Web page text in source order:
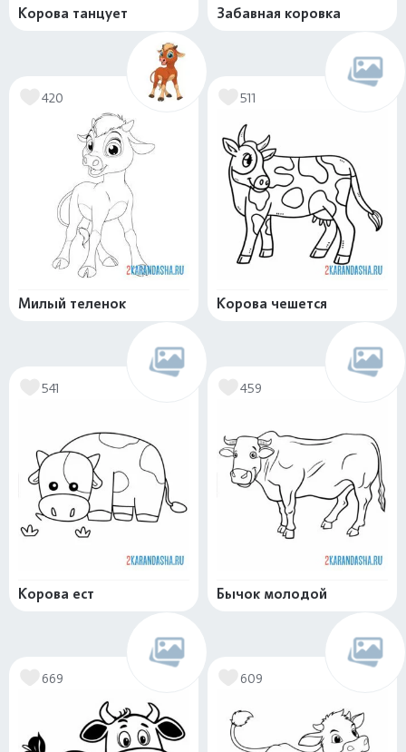
Корова танцует Забавная коровка
420
Милый теленок
511
Корова чешется
541
Корова ест
459
Бычок молодой
669 609